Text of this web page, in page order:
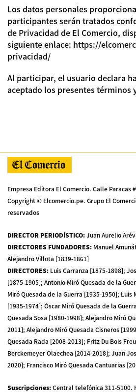
Los datos personales
participantes serán tratados
de Privacidad de El Comercio,
siguiente enlace: https://
privacidad/
Al participar, el usuario declara
aceptado los presentes términos
Empresa Editora El Comercio. Calle Paracas
Copyright © Elcomercio.pe. Grupo El
reservados
DIRECTOR PERIODÍSTICO:Juan Aurelio
DIRECTORES FUNDADORES: Manuel
Alejandro Villota [1839-1861]
DIRECTORES: Luis Carranza [1875-1898];
[1875-1905]; Antonio Miró Quesada de la
Miró Quesada de la Guerra [1935-1950]; Luis
[1935-1974]; Óscar Miró Quesada de la
Quesada Sosa [1980-1998]; Alejandro Miró
2011]; Alejandro Miró Quesada Cisneros
Quesada Rada [2008-2013]; Fritz Du Bois
Berckemeyer Olaechea [2014-2018]; Juan
2020]; Francisco Miró Quesada Cantuarias
Suscripciones:Central telefónica 311-5100.